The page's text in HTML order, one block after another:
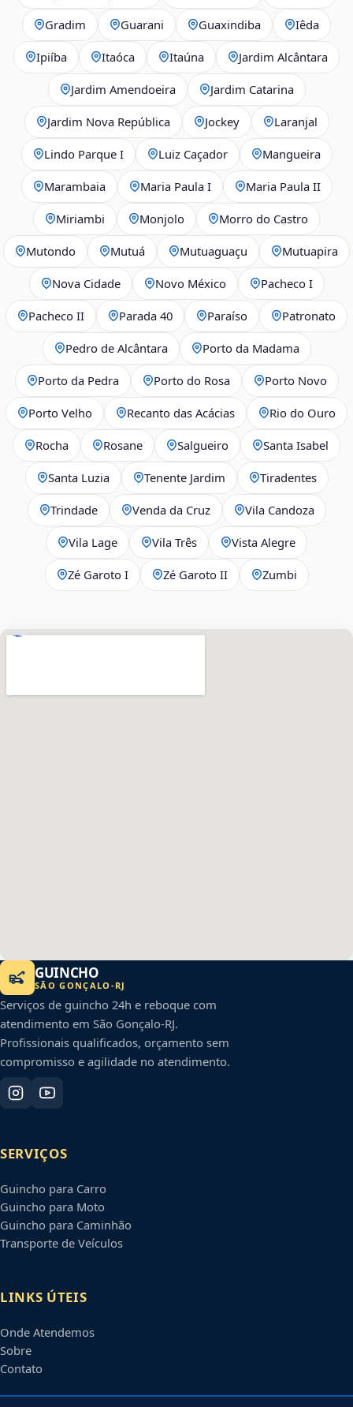
Gradim Guarani Guaxindiba Iêda
Ipiíba Itaóca Itaúna Jardim Alcântara
Jardim Amendoeira Jardim Catarina
Jardim Nova República Jockey Laranjal
Lindo Parque I Luiz Caçador Mangueira
Marambaia Maria Paula I Maria Paula II
Miriambi Monjolo Morro do Castro
Mutondo Mutuá Mutuaguaçu Mutuapira
Nova Cidade Novo México Pacheco I
Pacheco II Parada 40 Paraíso Patronato
Pedro de Alcântara Porto da Madama
Porto da Pedra Porto do Rosa Porto Novo
Porto Velho Recanto das Acácias Rio do Ouro
Rocha Rosane Salgueiro Santa Isabel
Santa Luzia Tenente Jardim Tiradentes
Trindade Venda da Cruz Vila Candoza
Vila Lage Vila Três Vista Alegre
Zé Garoto I Zé Garoto II Zumbi
GUINCHO
SÃO GONÇALO -RJ
Serviços de guincho 24h e reboque com
atendimento em São Gonçalo-RJ.
Profissionais qualificados, orçamento sem
compromisso e agilidade no atendimento.
SERVIÇOS
Guincho para Carro
Guincho para Moto
Guincho para Caminhão
Transporte de Veículos
LINKS ÚTEIS
Onde Atendemos
Sobre
Contato